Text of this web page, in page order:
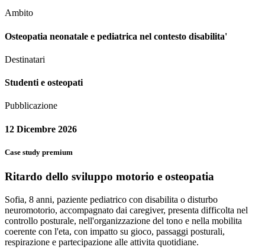
Ambito
Osteopatia neonatale e pediatrica nel contesto disabilita'
Destinatari
Studenti e osteopati
Pubblicazione
12 Dicembre 2026
Case study premium
Ritardo dello sviluppo motorio e osteopatia
Sofia, 8 anni, paziente pediatrico con disabilita o disturbo
neuromotorio, accompagnato dai caregiver, presenta difficolta nel
controllo posturale, nell'organizzazione del tono e nella mobilita
coerente con l'eta, con impatto su gioco, passaggi posturali,
respirazione e partecipazione alle attivita quotidiane.